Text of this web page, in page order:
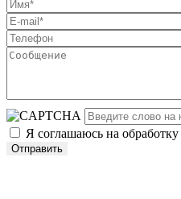
Я соглашаюсь на обработку